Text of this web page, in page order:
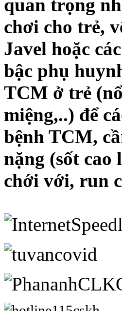
quan trọng
chơi cho trẻ,
Javel hoặc
bậc phụ
TCM ở trẻ
miệng,..) để
bệnh TCM,
nặng (sốt
chới với, run